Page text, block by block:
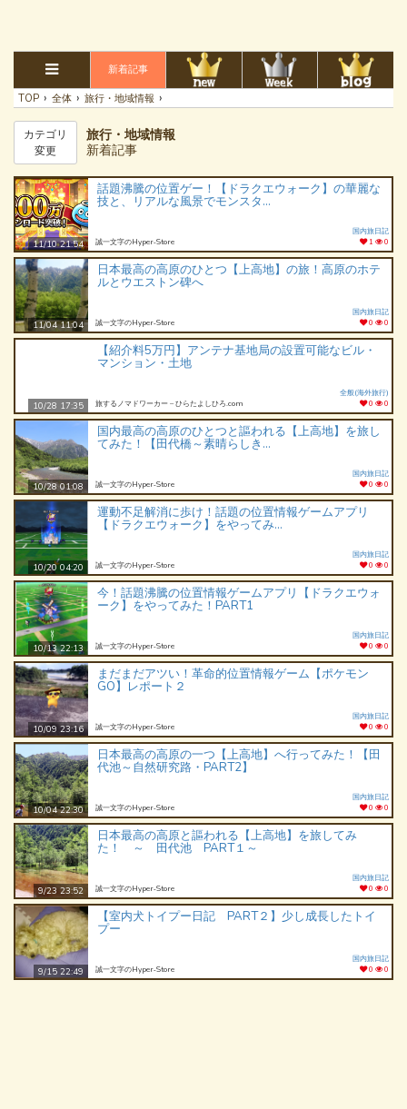
新着記事
TOP › 全体 › 旅行・地域情報 ›
カテゴリ
変更
旅行・地域情報
新着記事
11/10 21:54
話題沸騰の位置ゲー！【ドラクエウォーク】の華麗な
技と、リアルな風景でモンスタ...
誠一文字のHyper‐Store
国内旅日記
1
0
11/04 11:04
日本最高の高原のひとつ【上高地】の旅！高原のホテ
ルとウエストン碑へ
誠一文字のHyper‐Store
国内旅日記
0
0
10/28 17:35
【紹介料5万円】アンテナ基地局の設置可能なビル・
マンション・土地
旅するノマドワーカー – ひらたよしひろ.com
全般(海外旅行)
0
0
10/28 01:08
国内最高の高原のひとつと謳われる【上高地】を旅し
てみた！【田代橋～素晴らしき...
誠一文字のHyper‐Store
国内旅日記
0
0
10/20 04:20
運動不足解消に歩け！話題の位置情報ゲームアプリ
【ドラクエウォーク】をやってみ...
誠一文字のHyper‐Store
国内旅日記
0
0
10/13 22:13
今！話題沸騰の位置情報ゲームアプリ【ドラクエウォ
ーク】をやってみた！PART1
誠一文字のHyper‐Store
国内旅日記
0
0
10/09 23:16
まだまだアツい！革命的位置情報ゲーム【ポケモン
GO】レポート２
誠一文字のHyper‐Store
国内旅日記
0
0
10/04 22:30
日本最高の高原の一つ【上高地】へ行ってみた！【田
代池～自然研究路・PART2】
誠一文字のHyper‐Store
国内旅日記
0
0
9/23 23:52
日本最高の高原と謳われる【上高地】を旅してみ
た！ ～ 田代池 PART１～
誠一文字のHyper‐Store
国内旅日記
0
0
9/15 22:49
【室内犬トイプー日記 PART２】少し成長したトイ
プー
誠一文字のHyper‐Store
国内旅日記
0
0